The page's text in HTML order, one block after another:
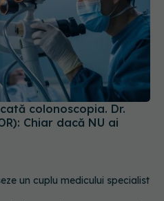
colonoscopia. Dr.
Chiar dacă NU ai